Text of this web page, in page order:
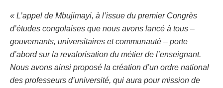
« L’appel de Mbujimayi, à l’issue du premier Congrès
d’études congolaises que nous avons lancé à tous –
gouvernants, universitaires et communauté – porte
d’abord sur la revalorisation du métier de l’enseignant.
Nous avons ainsi proposé la création d’un ordre national
des professeurs d’université, qui aura pour mission de